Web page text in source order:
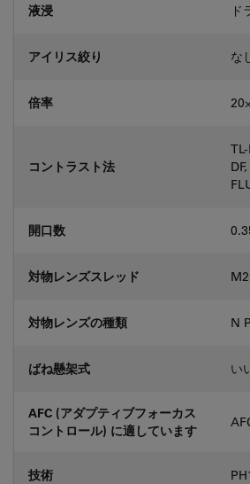
液浸 ド
アイリス絞り な
倍率
コントラスト法
TL-
開口数
対物レンズスレッド
対物レンズの種類 N
ばね懸架式 い
AFC (アダプティブフォーカス
コントロール) に適しています
技術